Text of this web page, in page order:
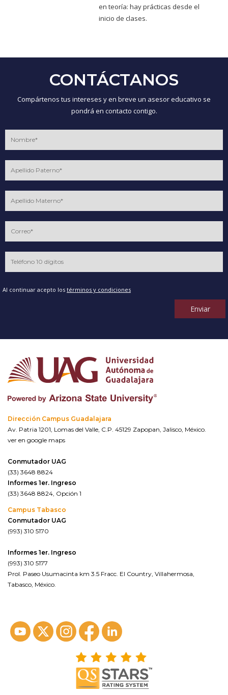
en teoría: hay prácticas desde el
inicio de clases.
CONTÁCTANOS
Compártenos tus intereses y en breve un asesor educativo se
pondrá en contacto contigo.
Al continuar acepto los términos y condiciones
Enviar
Dirección Campus Guadalajara
Av. Patria 1201, Lomas del Valle, C.P. 45129 Zapopan, Jalisco, México.
ver en google maps
Conmutador UAG
(33) 3648 8824
Informes 1er. Ingreso
(33) 3648 8824, Opción 1
Campus Tabasco
Conmutador UAG
(993) 310 5170
Informes 1er. Ingreso
(993) 310 5177
Prol. Paseo Usumacinta km 3.5 Fracc. El Country, Villahermosa,
Tabasco, México.